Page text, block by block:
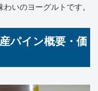
いのヨーグルトです。
パイン概要・価